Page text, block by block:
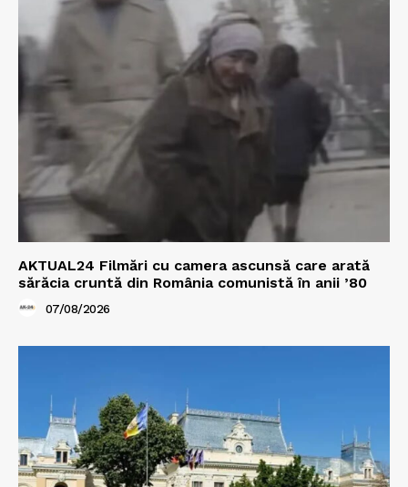
AKTUAL24 Filmări cu camera ascunsă care arată
sărăcia cruntă din România comunistă în anii ’80
07/08/2026